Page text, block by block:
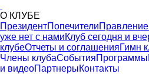
О КЛУБЕ
ПрезидентПопечителиПравление
уже нет с намиКлуб сегодня и
клубеОтчеты и соглашенияГимн
Члены клубаСобытияПрограммы
и видеоПартнерыКонтакты